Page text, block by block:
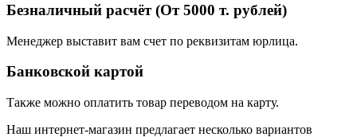
Безналичный расчёт (От 5000 т. рублей)
Менеджер выставит вам счет по реквизитам юрлица.
Банковской картой
Также можно оплатить товар переводом на карту.
Наш интернет-магазин предлагает несколько вариантов